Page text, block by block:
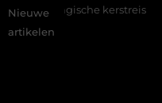
Nieuwe
artikelen
Fysio Aalsmeer: